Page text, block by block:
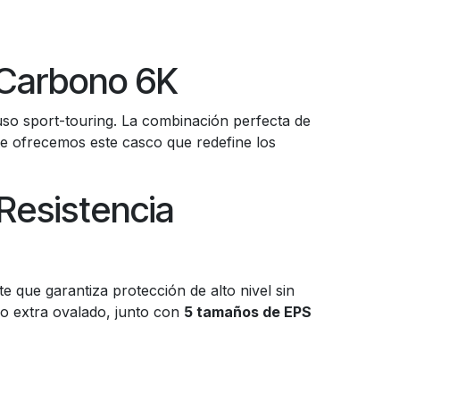
6K
sport-touring. La combinación perfecta de
ofrecemos este casco que redefine los
que garantiza protección de alto nivel sin
extra ovalado, junto con 5 tamaños de EPS